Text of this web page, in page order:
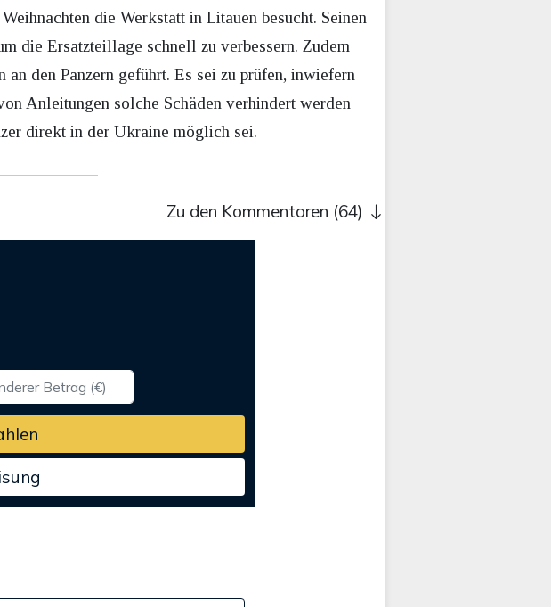
die Werkstatt in Litauen besucht. Seinen
die Ersatzteillage schnell zu verbessern. Zudem
den Panzern geführt. Es sei zu prüfen, inwiefern
Anleitungen solche Schäden verhindert werden
direkt in der Ukraine möglich sei.
Zu den Kommentaren (64)